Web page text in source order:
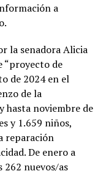
a
la senadora Alicia
“proyecto de
de 2024 en el
de la
hasta noviembre de
y 1.659 niños,
reparación
De enero a
nuevos/as